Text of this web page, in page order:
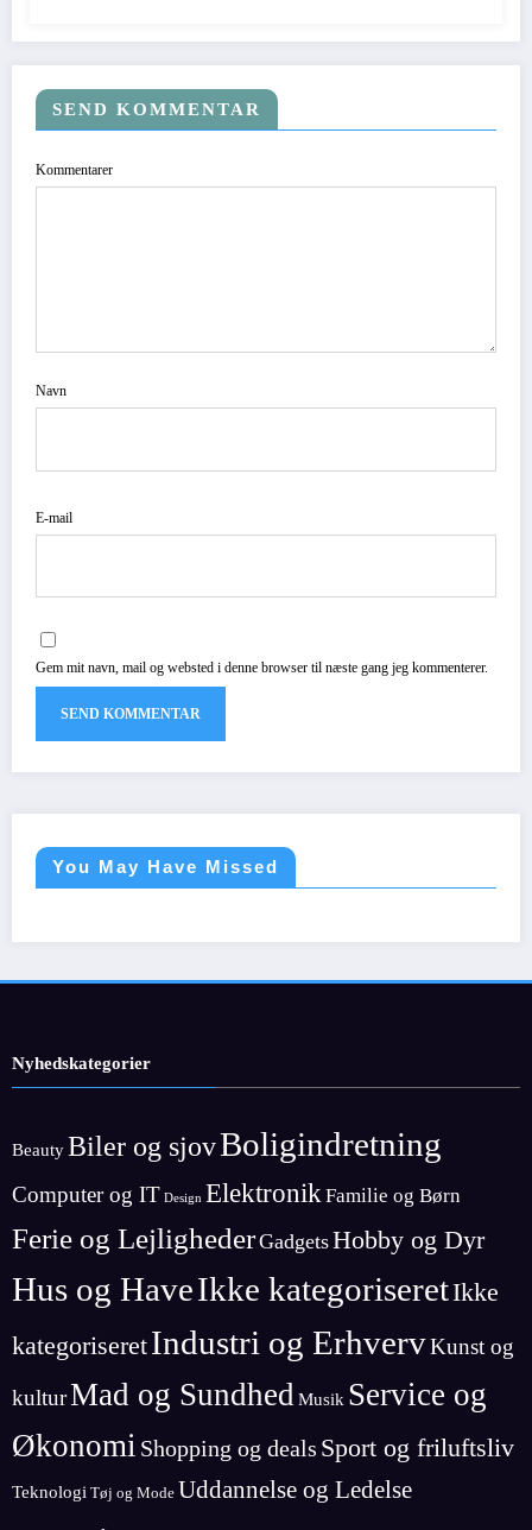
SEND KOMMENTAR
Kommentarer
Navn
E-mail
Gem mit navn, mail og websted i denne browser til næste gang jeg kommenterer.
You May Have Missed
Nyhedskategorier
BeautyBiler og sjovBoligindretning
Computer og IT Design Elektronik Familie og Børn
Ferie og LejlighederGadgetsHobby og Dyr
Hus og HaveIkke kategoriseretIkke
kategoriseretIndustri og ErhvervKunst og
kulturMad og Sundhed Musik Service og
Økonomi Shopping og deals Sport og friluftsliv
Teknologi Tøj og Mode Uddannelse og Ledelse